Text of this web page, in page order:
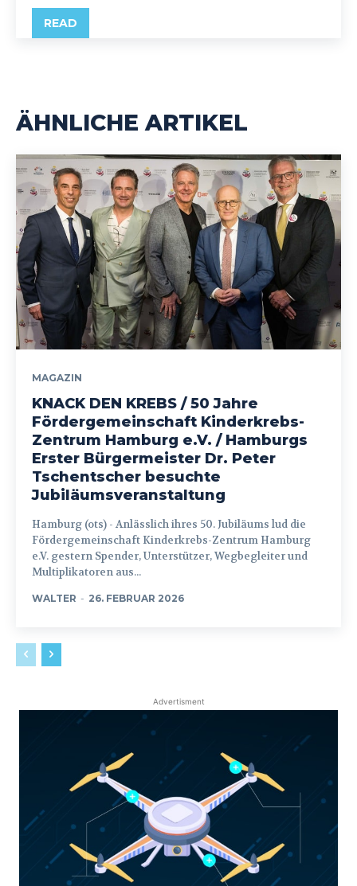
READ
ÄHNLICHE ARTIKEL
MAGAZIN
KNACK DEN KREBS / 50 Jahre
Fördergemeinschaft Kinderkrebs-
Zentrum Hamburg e.V. / Hamburgs
Erster Bürgermeister Dr. Peter
Tschentscher besuchte
Jubiläumsveranstaltung
Hamburg (ots) - Anlässlich ihres 50. Jubiläums lud die
Fördergemeinschaft Kinderkrebs-Zentrum Hamburg
e.V. gestern Spender, Unterstützer, Wegbegleiter und
Multiplikatoren aus...
WALTER - 26. FEBRUAR 2026
Advertisment